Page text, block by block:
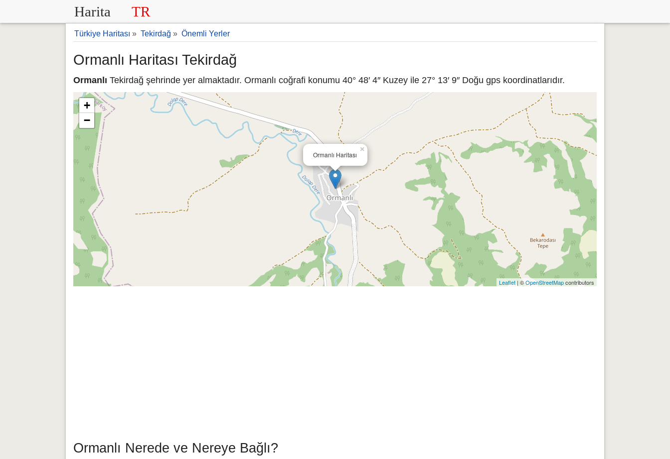
Harita TR
Türkiye Haritası » Tekirdağ » Önemli Yerler
Ormanlı Haritası Tekirdağ
Ormanlı Tekirdağ şehrinde yer almaktadır. Ormanlı coğrafi konumu 40° 48′ 4″ Kuzey ile 27° 13′ 9″ Doğu gps koordinatlarıdır.
Ormanlı Haritası
×
+
−
Leaflet | ©OpenStreetMapcontributors
Ormanlı Nerede ve Nereye Bağlı?